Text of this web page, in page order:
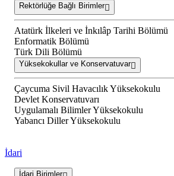
Rektörlüğe Bağlı Birimler
Atatürk İlkeleri ve İnkılâp Tarihi Bölümü
Enformatik Bölümü
Türk Dili Bölümü
Yüksekokullar ve Konservatuvar
Çaycuma Sivil Havacılık Yüksekokulu
Devlet Konservatuvarı
Uygulamalı Bilimler Yüksekokulu
Yabancı Diller Yüksekokulu
İdari
İdari Birimler